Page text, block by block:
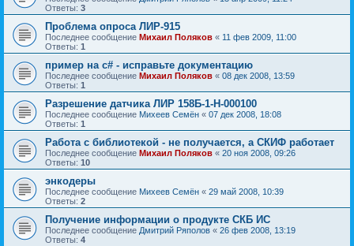
Ответы: 3
Проблема опроса ЛИР-915
Последнее сообщение Михаил Поляков « 11 фев 2009, 11:00
Ответы: 1
пример на c# - исправьте документацию
Последнее сообщение Михаил Поляков « 08 дек 2008, 13:59
Ответы: 1
Разрешение датчика ЛИР 158Б-1-Н-000100
Последнее сообщение Михеев Семён « 07 дек 2008, 18:08
Ответы: 1
Работа с библиотекой - не получается, а СКИФ работает
Последнее сообщение Михаил Поляков « 20 ноя 2008, 09:26
Ответы: 10
энкодеры
Последнее сообщение Михеев Семён « 29 май 2008, 10:39
Ответы: 2
Получение информации о продукте СКБ ИС
Последнее сообщение Дмитрий Ряполов « 26 фев 2008, 13:19
Ответы: 4